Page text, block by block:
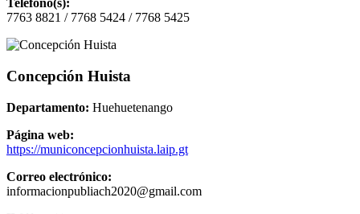
Teléfono(s):
7763 8821 / 7768 5424 / 7768 5425
Concepción Huista
Departamento: Huehuetenango
Página web:
https://municoncepcionhuista.laip.gt
Correo electrónico:
informacionpubliach2020@gmail.com